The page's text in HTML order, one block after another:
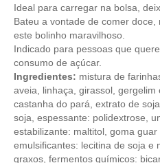
Ideal para carregar na bolsa,
Bateu a vontade de comer
este bolinho maravilhoso.
Indicado para pessoas que
consumo de açúcar.
Ingredientes: mistura de
aveia, linhaça, girassol, gergelim
castanha do pará, extrato de
soja, espessante: polidextrose,
estabilizante: maltitol, goma guar
emulsificantes: lecitina de soja e
graxos, fermentos químicos: